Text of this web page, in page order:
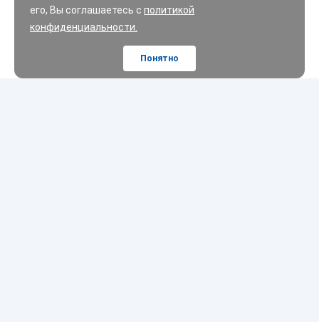
его, Вы соглашаетесь с политикой
конфиденциальности.
Понятно